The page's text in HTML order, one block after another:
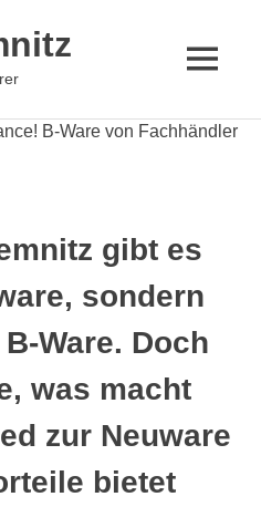
MENÜ
gibt es
sondern
Ware. Doch
was macht
zur Neuware
bietet